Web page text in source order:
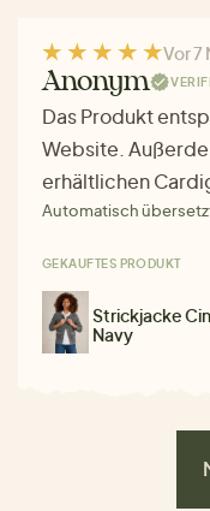
Vor 7
Anonym
Das Produkt
Website.
erhältlichen
Automatisch
GEKAUFTES PRODUKT
Strickjacke
Navy